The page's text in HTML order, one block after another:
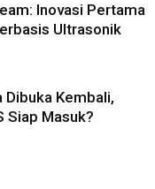
Inovasi Pertama
Ultrasonik
Kembali,
Siap Masuk?